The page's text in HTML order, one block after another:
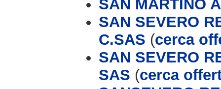
SAN MARTINO
SAN SEVERO
C.SAS (cerca
SAN SEVERO
SAS (cerca